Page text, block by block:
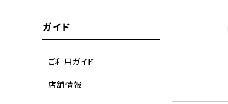
ガイド
ご利用ガイド
店舗情報